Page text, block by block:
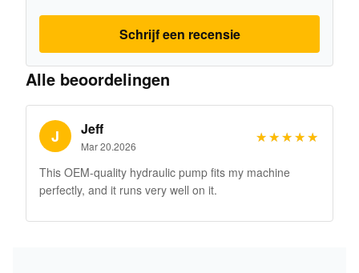
Schrijf een recensie
Alle beoordelingen
J Jeff
Mar 20.2026
★★★★★
★★★★★
This OEM-quality hydraulic pump fits my machine
perfectly, and it runs very well on it.